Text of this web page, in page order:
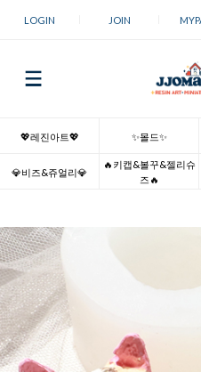
LOGIN JOIN
💖레진아트💖 ✨몰드✨
💎비즈&쥬얼리💎
🔥키캡&볼꾸&젤리슈
즈🔥